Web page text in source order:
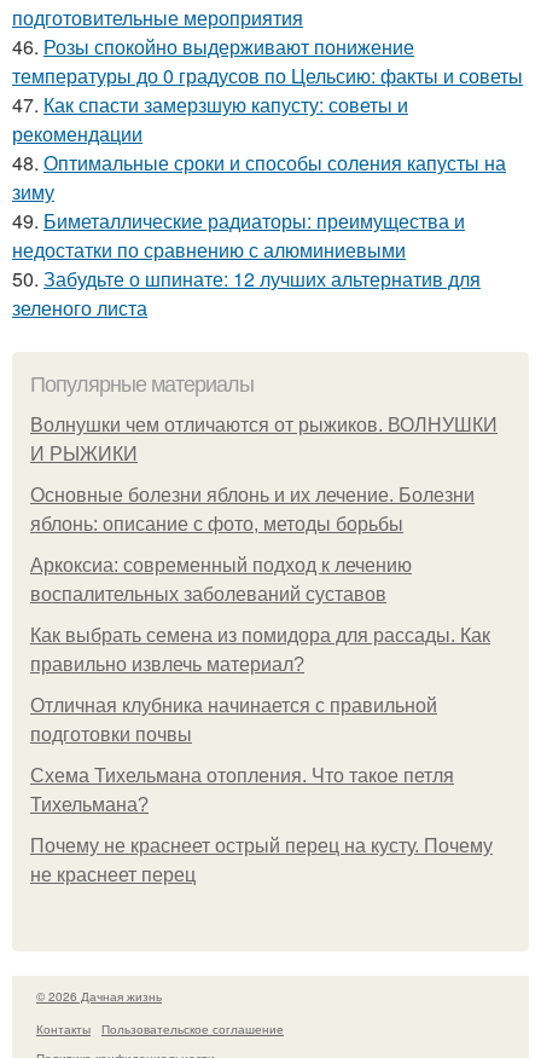
подготовительные мероприятия
46. Розы спокойно выдерживают понижение
температуры до 0 градусов по Цельсию: факты и советы
47. Как спасти замерзшую капусту: советы и
рекомендации
48. Оптимальные сроки и способы соления капусты на
зиму
49. Биметаллические радиаторы: преимущества и
недостатки по сравнению с алюминиевыми
50. Забудьте о шпинате: 12 лучших альтернатив для
зеленого листа
Популярные материалы
Волнушки чем отличаются от рыжиков. ВОЛНУШКИ
И РЫЖИКИ
Основные болезни яблонь и их лечение. Болезни
яблонь: описание с фото, методы борьбы
Аркоксиа: современный подход к лечению
воспалительных заболеваний суставов
Как выбрать семена из помидора для рассады. Как
правильно извлечь материал?
Отличная клубника начинается с правильной
подготовки почвы
Схема Тихельмана отопления. Что такое петля
Тихельмана?
Почему не краснеет острый перец на кусту. Почему
не краснеет перец
© 2026 Дачная жизнь
Контакты
Пользовательское соглашение